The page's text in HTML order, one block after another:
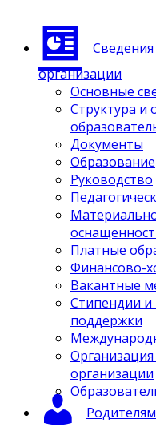
организации
Основные
Структура и
Документы
Образование
Руководство
Платные
Финансово-
Вакантные
Стипендии
поддержки
организации
Родителям